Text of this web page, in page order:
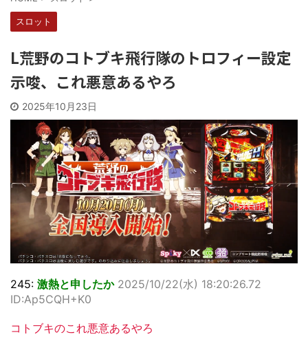
スロット
L荒野のコトブキ飛行隊のトロフィー設定
示唆、これ悪意あるやろ
2025年10月23日
245: 激熱と申したか 2025/10/22(水) 18:20:26.72
ID:Ap5CQH+K0
コトブキのこれ悪意あるやろ